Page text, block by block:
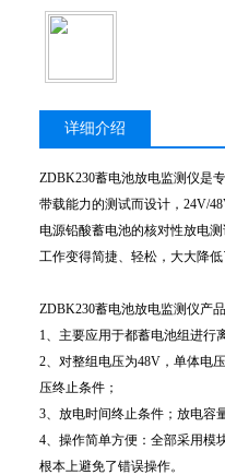
详细介绍
ZDBK230蓄电池放电监测仪是
带载能力的测试而设计，24V/
电源铅酸蓄电池的核对性放电
工作变得简捷、轻松，大大降
ZDBK230蓄电池放电监测仪产
1、主要应用于都蓄电池组进行
2、对整组电压为48V，单体电
压终止条件；
3、放电时间终止条件；放电容
4、操作简单方便：全部采用模
根本上避免了错误操作。